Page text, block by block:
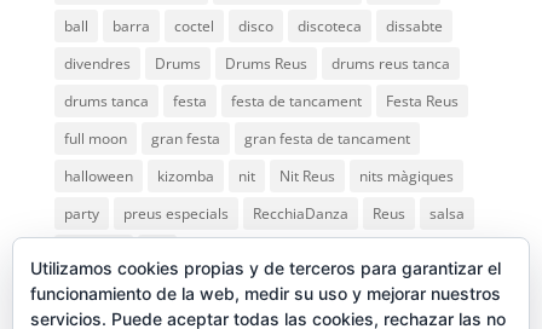
ball
barra coctel disco discoteca
dissabte
divendres
Drums Drums Reus
drums reus tanca
drums tanca
festa festa de tancament
Festa Reus
full moon
gran festa
gran festa de tancament
halloween
kizomba nit Nit Reus
nits màgiques
party
preus especials RecchiaDanza Reus
salsa
Utilizamos cookies propias y de terceros para garantizar el
funcionamiento de la web, medir su uso y mejorar nuestros
servicios. Puede aceptar todas las cookies, rechazar las no